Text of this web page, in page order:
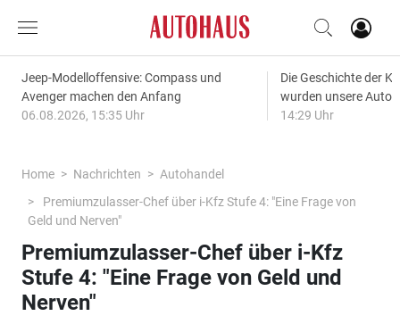
Jeep-Modelloffensive: Compass und
Avenger machen den Anfang
06.08.2026, 15:35 Uhr
Die Geschichte der
wurden unsere
14:29 Uhr
Home Nachrichten
Autohandel
Premiumzulasser-Chef über i-Kfz Stufe 4: "Eine Frage von
Geld und Nerven"
Premiumzulasser-Chef über i-Kfz
Stufe 4: "Eine Frage von Geld und
Nerven"